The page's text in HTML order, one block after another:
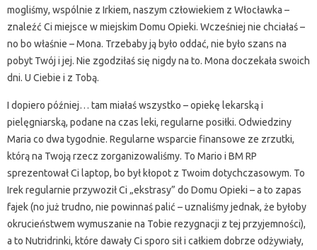
mogliśmy, wspólnie z Irkiem, naszym człowiekiem z Włocławka –
znaleźć Ci miejsce w miejskim Domu Opieki. Wcześniej nie chciałaś –
no bo właśnie – Mona. Trzebaby ją było oddać, nie było szans na
pobyt Twój i jej. Nie zgodziłaś się nigdy na to. Mona doczekała swoich
dni. U Ciebie i z Tobą.
I dopiero później… tam miałaś wszystko – opiekę lekarską i
pielęgniarską, podane na czas leki, regularne posiłki. Odwiedziny
Maria co dwa tygodnie. Regularne wsparcie finansowe ze zrzutki,
którą na Twoją rzecz zorganizowaliśmy. To Mario i BM RP
sprezentował Ci laptop, bo był kłopot z Twoim dotychczasowym. To
Irek regularnie przywoził Ci „ekstrasy” do Domu Opieki – a to zapas
fajek (no już trudno, nie powinnaś palić – uznaliśmy jednak, że byłoby
okrucieństwem wymuszanie na Tobie rezygnacji z tej przyjemności),
a to Nutridrinki, które dawały Ci sporo sił i całkiem dobrze odżywiały,